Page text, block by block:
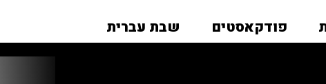
פודקאסטים שבת עברית